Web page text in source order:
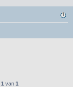
1 van 1